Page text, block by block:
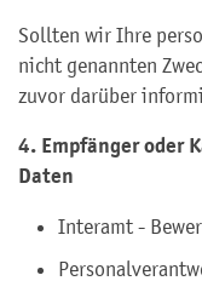
Sollten wir Ihre
nicht genannten
zuvor darüber
4. Empfänger oder
Daten
Interamt -